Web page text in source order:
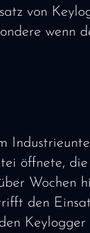
von
wenn
öffnete,
Wochen
den